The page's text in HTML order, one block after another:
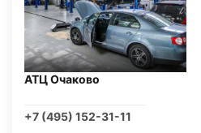
АТЦ Очаково
+7 (495) 152-31-11